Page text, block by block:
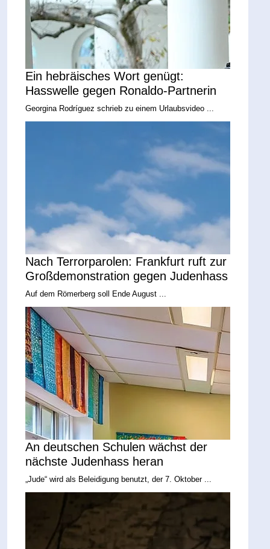
Ein hebräisches Wort genügt:
Hasswelle gegen Ronaldo-Partnerin
Georgina Rodríguez schrieb zu einem Urlaubsvideo ...
Nach Terrorparolen: Frankfurt ruft zur
Großdemonstration gegen Judenhass
Auf dem Römerberg soll Ende August ...
An deutschen Schulen wächst der
nächste Judenhass heran
„Jude“ wird als Beleidigung benutzt, der 7. Oktober ...